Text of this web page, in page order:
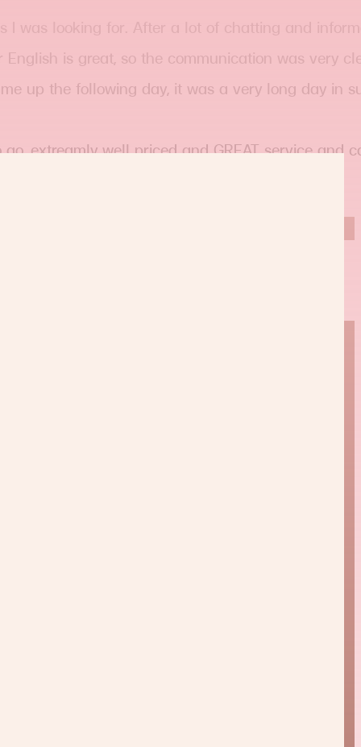
I was looking for. After a lot of chatting and
is great, so the communication was very
up the following day, it was a very long day in
extreamly well priced and GREAT service and
of a job the donor area was stitched up.